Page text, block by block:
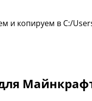
и копируем в C:/